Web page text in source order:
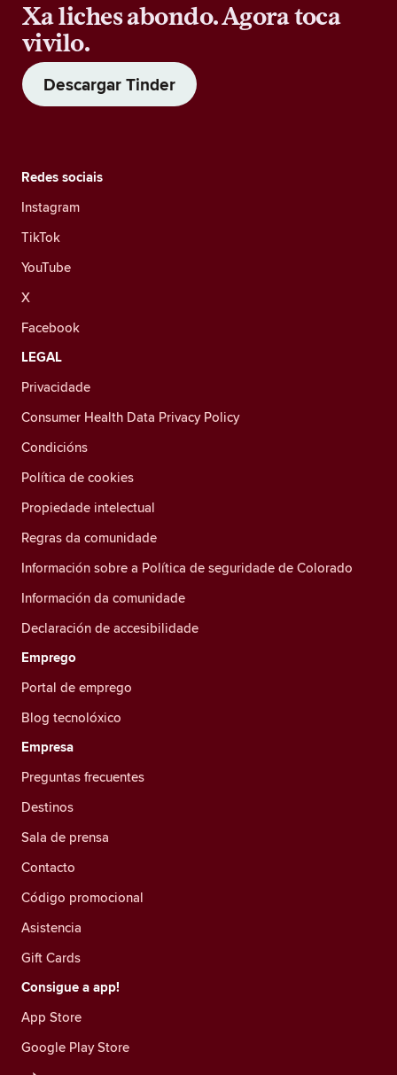
Xa liches abondo. Agora toca
vivilo.
Descargar Tinder
Redes sociais
Instagram
TikTok
YouTube
X
Facebook
LEGAL
Privacidade
Consumer Health Data Privacy Policy
Condicións
Política de cookies
Propiedade intelectual
Regras da comunidade
Información sobre a Política de seguridade de Colorado
Información da comunidade
Declaración de accesibilidade
Emprego
Portal de emprego
Blog tecnolóxico
Empresa
Preguntas frecuentes
Destinos
Sala de prensa
Contacto
Código promocional
Asistencia
Gift Cards
Consigue a app!
App Store
Google Play Store